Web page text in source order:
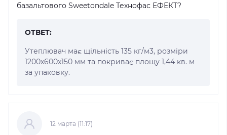
базальтового Sweetondale Технофас ЕФЕКТ?
ОТВЕТ:
Утеплювач має щільність 135 кг/м3, розміри
1200x600x150 мм та покриває площу 1,44 кв. м
за упаковку.
12 марта (11:17)